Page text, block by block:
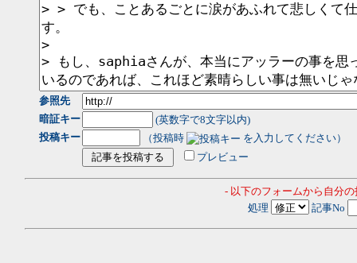
参照先
暗証キー
(英数字で8文字以内)
投稿キー
（投稿時
を入力してください）
プレビュー
- 以下のフォームから自分
処理
記事No